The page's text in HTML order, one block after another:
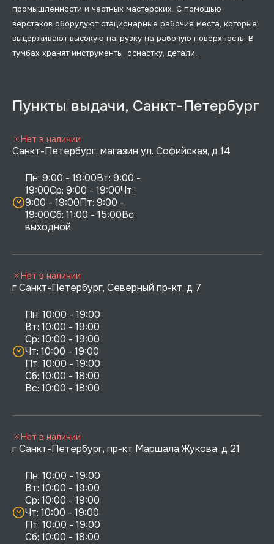
промышленности и частных мастерских. С помощью
верстаков оборудуют стационарные рабочие места, которые
выдерживают высокую нагрузку на рабочую поверхность. В
тумбах хранят инструменты, оснастку, детали.
Пункты выдачи, Санкт-Петербург
Санкт-Петербург, магазин ул. Софийская, д 14
Пн: 9:00 - 19:00Вт: 9:00 -
19:00Ср: 9:00 - 19:00Чт:
9:00 - 19:00Пт: 9:00 -
19:00Сб: 11:00 - 15:00Вс:
выходной
Нет в наличии
г Санкт-Петербург, Северный пр-кт, д 7
Пн: 10:00 - 19:00
Вт: 10:00 - 19:00
Ср: 10:00 - 19:00
Чт: 10:00 - 19:00
Пт: 10:00 - 19:00
Сб: 10:00 - 18:00
Нет в наличии
г Санкт-Петербург, пр-кт Маршала Жукова, д 21
Пн: 10:00 - 19:00
Вт: 10:00 - 19:00
Ср: 10:00 - 19:00
Чт: 10:00 - 19:00
Пт: 10:00 - 19:00
Сб: 10:00 - 18:00
Нет в наличии